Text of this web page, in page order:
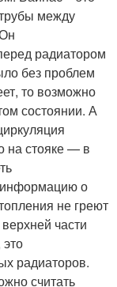
между
радиатором
без проблем
то возможно
состоянии. А
на стояке — в
информацию о
не греют
части
радиаторов.
считать